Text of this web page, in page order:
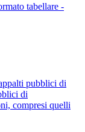
tabellare -
pubblici di
di
compresi quelli